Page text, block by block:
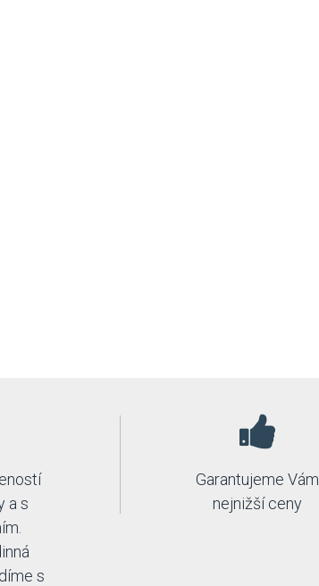
a s
s
Garantujeme Vám
nejnižší ceny